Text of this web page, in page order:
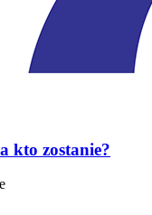
kto zostanie?